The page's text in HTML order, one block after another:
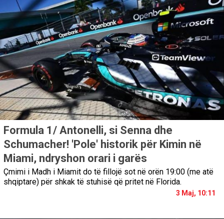
Formula 1/ Antonelli, si Senna dhe
Schumacher! 'Pole' historik për Kimin në
Miami, ndryshon orari i garës
Çmimi i Madh i Miamit do të fillojë sot në orën 19:00 (me atë
shqiptare) për shkak të stuhisë që pritet në Florida.
3 Maj, 10:11